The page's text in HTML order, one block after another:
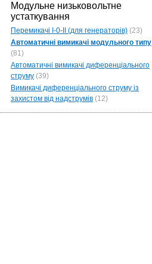
Модульне низьковольтне
устаткування
Перемикачі I-0-II (для генераторів) (23)
Автоматичні вимикачі модульного типу
(81)
Автоматичні вимикачі диференціального
струму (39)
Вимикачі диференціального струму із
захистом від надструмів (12)